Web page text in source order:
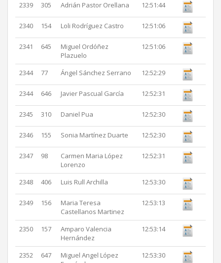
2339 305 Adrián Pastor Orellana 12:51:44
2340 154 Loli Rodríguez Castro 12:51:06
2341 645
Miguel Ordóñez
Plazuelo
12:51:06
2344 77 Ángel Sánchez Serrano 12:52:29
2344 646 Javier Pascual García 12:52:31
2345 310 Daniel Pua 12:52:30
2346 155 Sonia Martínez Duarte 12:52:30
2347 98
Carmen Maria López
Lorenzo
12:52:31
2348 406 Luis Rull Archilla 12:53:30
2349 156
Maria Teresa
Castellanos Martinez
12:53:13
2350 157
Amparo Valencia
Hernández
12:53:14
2352 647
Miguel Angel López
12:53:30